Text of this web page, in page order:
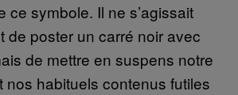
ce symbole. Il ne s’agissait
de poster un carré noir avec
de mettre en suspens notre
nos habituels contenus futiles